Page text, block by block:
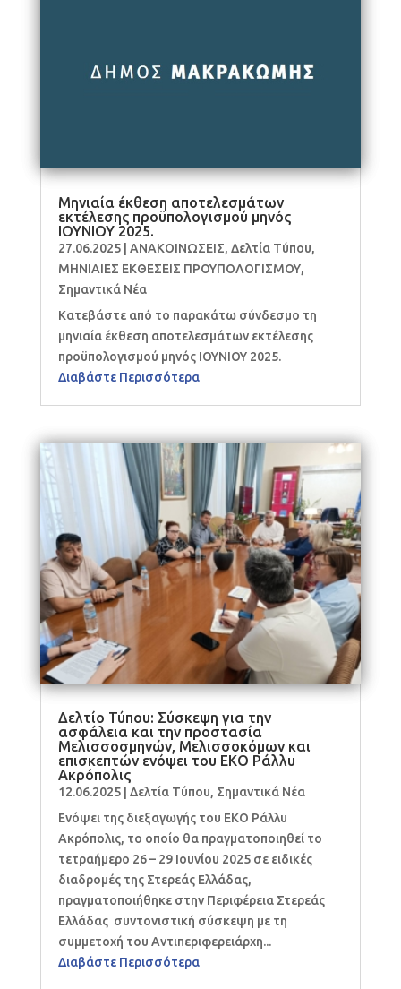
Μηνιαία έκθεση αποτελεσμάτων
εκτέλεσης προϋπολογισμού μηνός
ΙΟΥΝΙΟΥ 2025.
27.06.2025| ΑΝΑΚΟΙΝΩΣΕΙΣ, Δελτία Τύπου,
ΜΗΝΙΑΙΕΣ ΕΚΘΕΣΕΙΣ ΠΡΟΥΠΟΛΟΓΙΣΜΟΥ,
Σημαντικά Νέα
Κατεβάστε από το παρακάτω σύνδεσμο τη
μηνιαία έκθεση αποτελεσμάτων εκτέλεσης
προϋπολογισμού μηνός ΙΟΥΝΙΟΥ 2025.
Διαβάστε Περισσότερα
Δελτίο Τύπου: Σύσκεψη για την
ασφάλεια και την προστασία
Μελισσοσμηνών, Μελισσοκόμων και
επισκεπτών ενόψει του ΕΚΟ Ράλλυ
Ακρόπολις
12.06.2025| Δελτία Τύπου, Σημαντικά Νέα
Ενόψει της διεξαγωγής του ΕΚΟ Ράλλυ
Ακρόπολις, το οποίο θα πραγματοποιηθεί το
τετραήμερο 26 – 29 Ιουνίου 2025 σε ειδικές
διαδρομές της Στερεάς Ελλάδας,
πραγματοποιήθηκε στην Περιφέρεια Στερεάς
Ελλάδας συντονιστική σύσκεψη με τη
συμμετοχή του Αντιπεριφερειάρχη...
Διαβάστε Περισσότερα